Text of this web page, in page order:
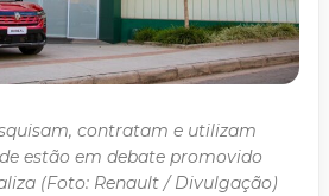
contratam e utilizam
estão em debate promovido
(Foto: Renault / Divulgação)